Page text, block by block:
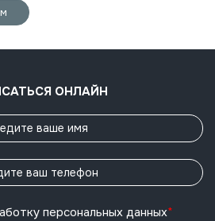
ОНЛАЙН
персональных данных*